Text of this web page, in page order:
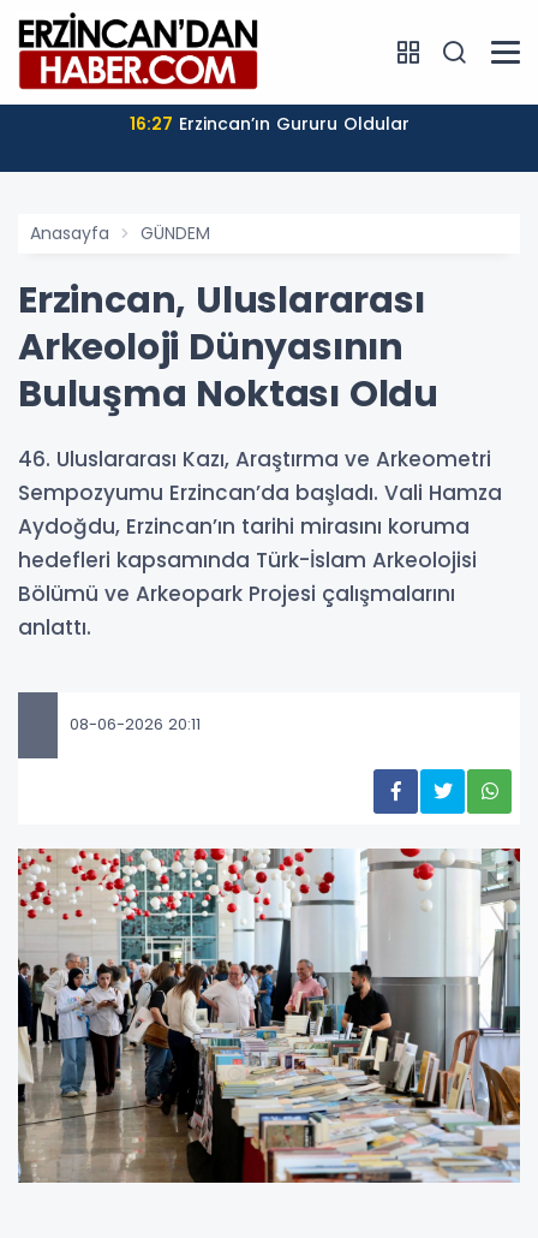
16:27 Erzincan’ın Gururu Oldular
Anasayfa GÜNDEM
Erzincan, Uluslararası
Arkeoloji Dünyasının
Buluşma Noktası Oldu
46. Uluslararası Kazı, Araştırma ve Arkeometri
Sempozyumu Erzincan’da başladı. Vali Hamza
Aydoğdu, Erzincan’ın tarihi mirasını koruma
hedefleri kapsamında Türk-İslam Arkeolojisi
Bölümü ve Arkeopark Projesi çalışmalarını
anlattı.
08-06-2026 20:11